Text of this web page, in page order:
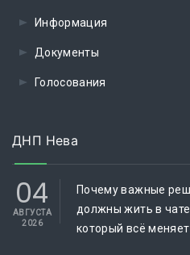
Информация
Документы
Голосования
ДНП Нева
04
АВГУСТА
2026
Почему важные
должны жить в
который всё меняет